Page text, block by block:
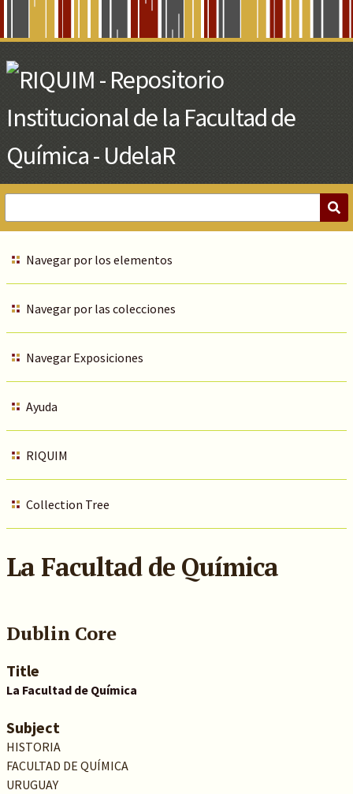
Main
Content
Navegar por los elementos
Navegar por las colecciones
Navegar Exposiciones
Ayuda
RIQUIM
Collection Tree
La Facultad de Química
Dublin Core
Title
La Facultad de Química
Subject
HISTORIA
FACULTAD DE QUÍMICA
URUGUAY